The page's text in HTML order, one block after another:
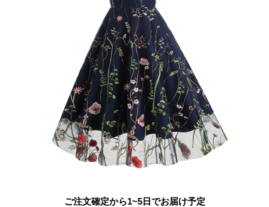
ご注文確定から1~5日でお届け予定